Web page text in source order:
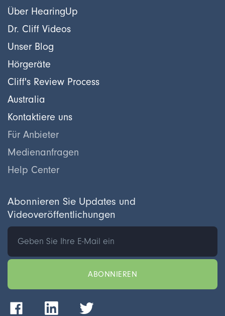
Über HearingUp
Dr. Cliff Videos
Unser Blog
Hörgeräte
Cliff's Review Process
Australia
Kontaktiere uns
Für Anbieter
Medienanfragen
Help Center
Abonnieren Sie Updates und
Videoveröffentlichungen